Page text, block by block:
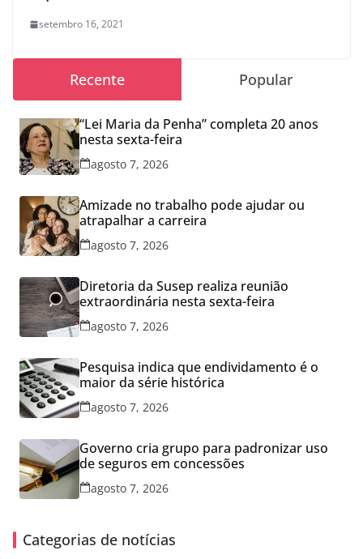
setembro 16, 2021
Recente Popular
“Lei Maria da Penha” completa 20 anos
nesta sexta-feira
agosto 7, 2026
Amizade no trabalho pode ajudar ou
atrapalhar a carreira
agosto 7, 2026
Diretoria da Susep realiza reunião
extraordinária nesta sexta-feira
agosto 7, 2026
Pesquisa indica que endividamento é o
maior da série histórica
agosto 7, 2026
Governo cria grupo para padronizar uso
de seguros em concessões
agosto 7, 2026
Categorias de notícias